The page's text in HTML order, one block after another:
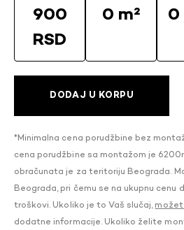
900
RSD
0 m² 0
DODAJ U KORPU
*Minimalna cena porudžbine bez
cena porudžbine sa montažom je
obračunata je za teritoriju Beograda.
Beograda, pri čemu se na ukupnu cenu
troškovi. Ukoliko je to Vaš slučaj,
dodatne informacije. Ukoliko želite